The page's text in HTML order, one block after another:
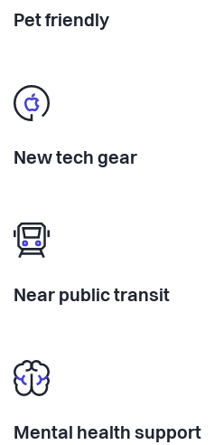
Pet friendly
New tech gear
Near public transit
Mental health support